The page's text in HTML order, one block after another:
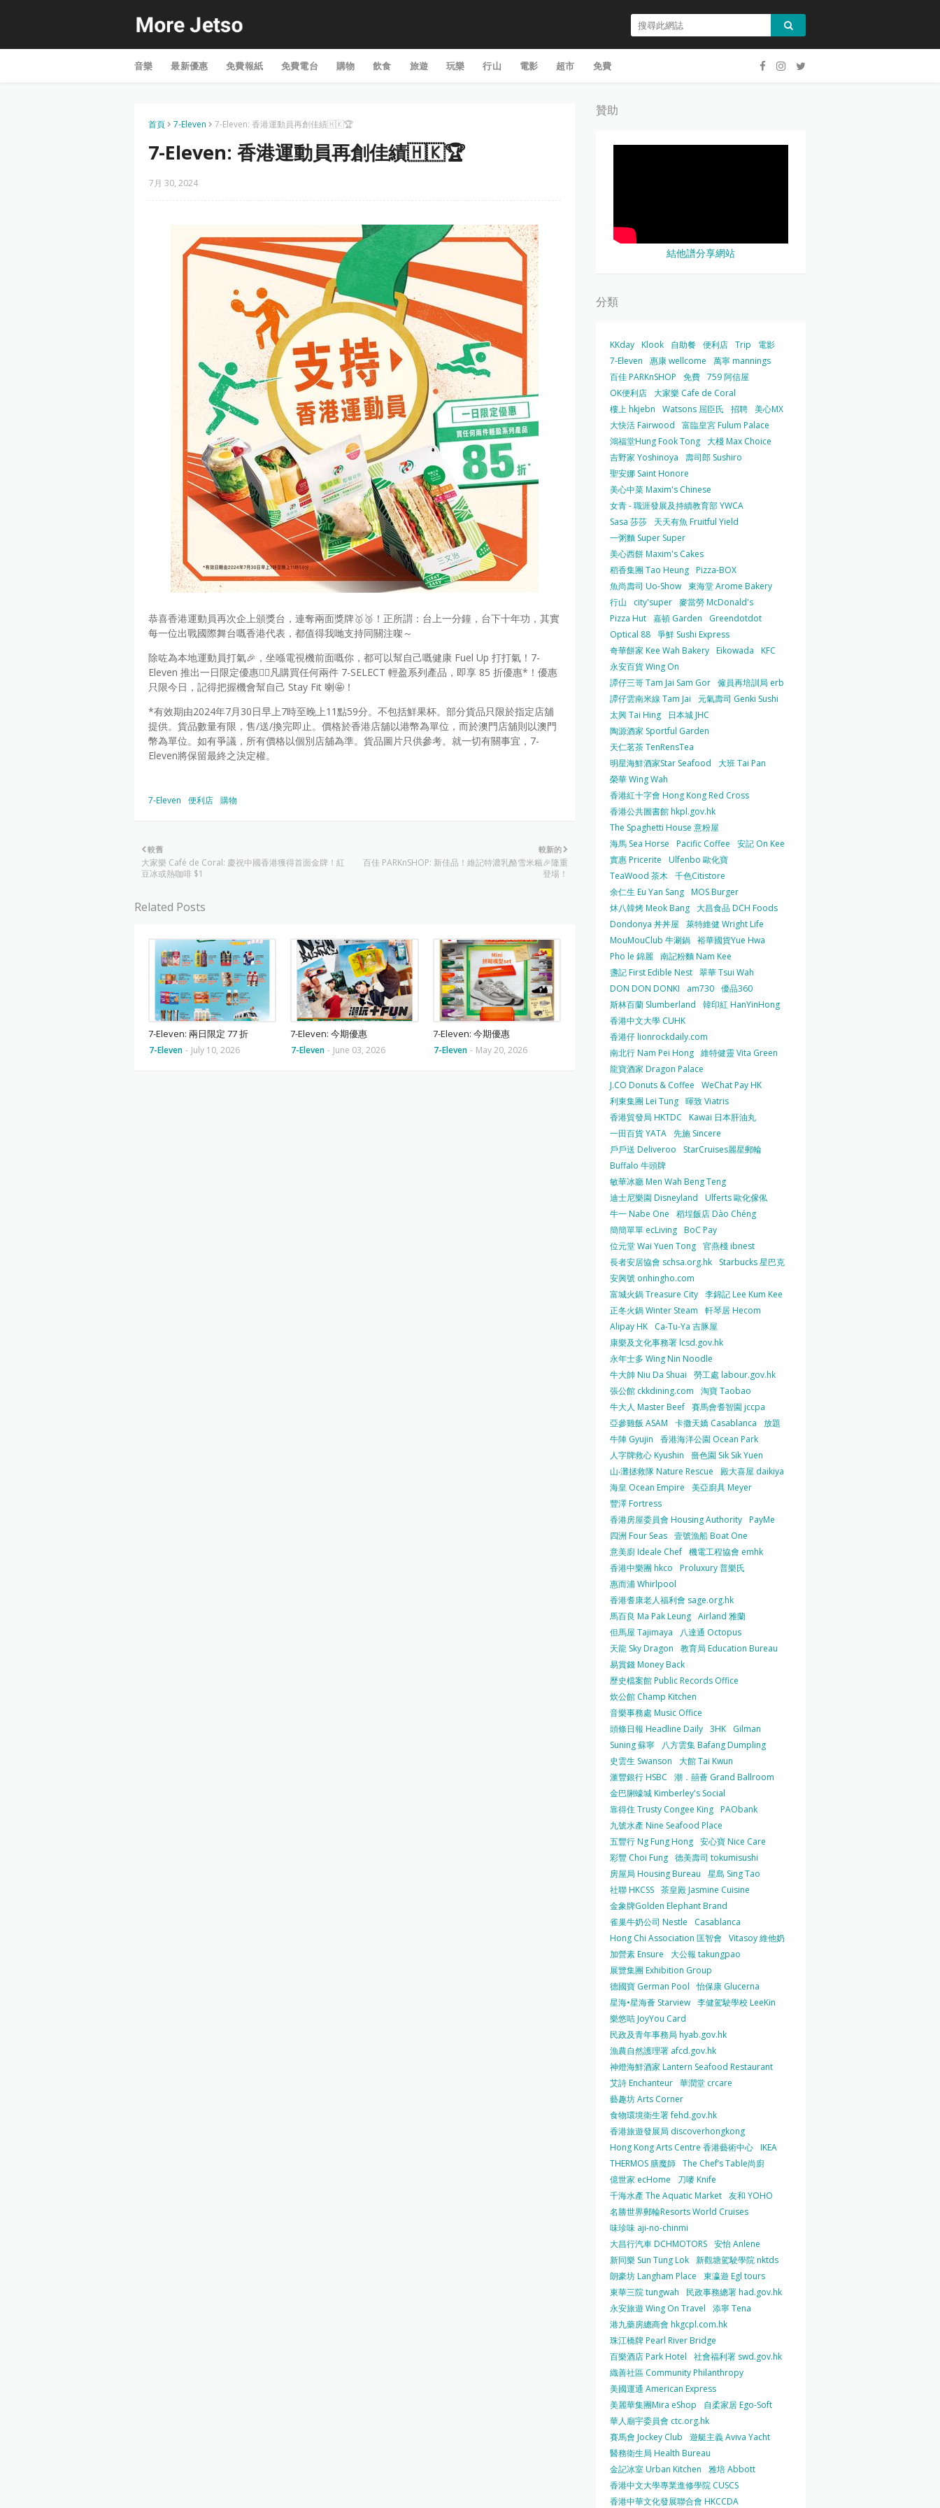
音樂 最新優惠 免費報紙 免費電台 購物 飲食 旅遊 玩樂 行山 電影 超市 免費
首頁 7-Eleven 7-Eleven: 香港運動員再創佳績🇭🇰🏆
7-Eleven: 香港運動員再創佳績🇭🇰🏆
7月 30, 2024
恭喜香港運動員再次企上頒獎台，連奪兩面獎牌🥇🥉！正所謂：台上一分鐘，台下十年功，其實
每一位出戰國際舞台嘅香港代表，都值得我哋支持同關注㗎～
除咗為本地運動員打氣🎉，坐喺電視機前面嘅你，都可以幫自己嘅健康 Fuel Up 打打氣！7-
Eleven 推出一日限定優惠👉🏻凡購買任何兩件 7-SELECT 輕盈系列產品，即享 85 折優惠*！優惠
只限今日，記得把握機會幫自己 Stay Fit 喇🤩！
*有效期由2024年7月30日早上7時至晚上11點59分。不包括鮮果杯。部分貨品只限於指定店舖
提供。貨品數量有限，售/送/換完即止。價格於香港店舖以港幣為單位，而於澳門店舖則以澳門
幣為單位。如有爭議，所有價格以個別店舖為準。貨品圖片只供參考。就一切有關事宜，7-
Eleven將保留最終之決定權。
7-Eleven 便利店 購物
較新的
百佳 PARKnSHOP: 新佳品！維記特濃乳酪雪米糍🎉隆重
登場！
較舊
大家樂 Café de Coral: 慶祝中國香港獲得首面金牌！紅
豆冰或熱咖啡 $1
Related Posts
7-Eleven: 兩日限定 77 折
7-Eleven - July 10, 2026
7-Eleven: 今期優惠
7-Eleven - June 03, 2026
7-Eleven: 今期優惠
7-Eleven - May 20, 2026
贊助
結他譜分享網站
分類
KKday Klook 自助餐 便利店 Trip
電影
7-Eleven
惠康 wellcome
萬寧 mannings
百佳 PARKnSHOP
免費 759 阿信屋
OK便利店 大家樂 Cafe de Coral
樓上 hkjebn
Watsons 屈臣氏 招聘 美心MX
大快活 Fairwood
富臨皇宮 Fulum Palace
鴻福堂Hung Fook Tong 大棧 Max Choice
吉野家 Yoshinoya
壽司郎 Sushiro
聖安娜 Saint Honore
美心中菜 Maxim's Chinese
女青 - 職涯發展及持續教育部 YWCA
Sasa 莎莎
天天有魚 Fruitful Yield
一粥麵 Super Super
美心西餅 Maxim's Cakes
稻香集團 Tao Heung Pizza-BOX
魚尚壽司 Uo-Show 東海堂 Arome Bakery
行山
city'super 麥當勞 McDonald's
Pizza Hut 嘉頓 Garden
Greendotdot
Optical 88 爭鮮 Sushi Express
奇華餅家 Kee Wah Bakery Eikowada
KFC
永安百貨 Wing On
譚仔三哥 Tam Jai Sam Gor 僱員再培訓局 erb
譚仔雲南米線 Tam Jai
元氣壽司 Genki Sushi
太興 Tai Hing
日本城 JHC
陶源酒家 Sportful Garden
天仁茗茶 TenRensTea
明星海鮮酒家Star Seafood
大班 Tai Pan
榮華 Wing Wah
香港紅十字會 Hong Kong Red Cross
香港公共圖書館 hkpl.gov.hk
The Spaghetti House 意粉屋
海馬 Sea Horse
Pacific Coffee
安記 On Kee
實惠 Pricerite
Ulfenbo 歐化寶
TeaWood 茶木 千色Citistore
余仁生 Eu Yan Sang MOS Burger
炑八韓烤 Meok Bang 大昌食品 DCH Foods
Dondonya 丼丼屋
萊特維健 Wright Life
MouMouClub 牛涮鍋 裕華國貨Yue Hwa
Pho le 錦麗 南記粉麵 Nam Kee
盞記 First Edible Nest 翠華 Tsui Wah
DON DON DONKI
am730 優品360
斯林百蘭 Slumberland
韓印紅 HanYinHong
香港中文大學 CUHK
香港仔 lionrockdaily.com
南北行 Nam Pei Hong 維特健靈 Vita Green
龍寶酒家 Dragon Palace
J.CO Donuts & Coffee
WeChat Pay HK
利東集團 Lei Tung 暉致 Viatris
香港貿發局 HKTDC
Kawai 日本肝油丸
一田百貨 YATA 先施 Sincere
戶戶送 Deliveroo
StarCruises麗星郵輪
Buffalo 牛頭牌
敏華冰廳 Men Wah Beng Teng
迪士尼樂園 Disneyland
Ulferts 歐化傢俬
牛一 Nabe One
稻埕飯店 Dào Chéng
簡簡單單 ecLiving BoC Pay
位元堂 Wai Yuen Tong 官燕棧 ibnest
長者安居協會 schsa.org.hk
Starbucks 星巴克
安興號 onhingho.com
富城火鍋 Treasure City 李錦記 Lee Kum Kee
正冬火鍋 Winter Steam
軒琴居 Hecom
Alipay HK
Ca-Tu-Ya 吉豚屋
康樂及文化事務署 lcsd.gov.hk
永年士多 Wing Nin Noodle
牛大帥 Niu Da Shuai
勞工處 labour.gov.hk
張公館 ckkdining.com
淘寶 Taobao
牛大人 Master Beef 賽馬會耆智園 jccpa
亞參雞飯 ASAM
卡撒天嬌 Casablanca
放題
牛陣 Gyujin
香港海洋公園 Ocean Park
人字牌救心 Kyushin
嗇色園 Sik Sik Yuen
山‧灘拯救隊 Nature Rescue
殿大喜屋 daikiya
海皇 Ocean Empire
美亞廚具 Meyer
豐澤 Fortress
香港房屋委員會 Housing Authority PayMe
四洲 Four Seas 壹號漁船 Boat One
意美廚 Ideale Chef 機電工程協會 emhk
香港中樂團 hkco
Proluxury 普樂氏
惠而浦 Whirlpool
香港耆康老人福利會 sage.org.hk
馬百良 Ma Pak Leung Airland 雅蘭
但馬屋 Tajimaya
八達通 Octopus
天龍 Sky Dragon
教育局 Education Bureau
易賞錢 Money Back
歷史檔案館 Public Records Office
炊公館 Champ Kitchen
音樂事務處 Music Office
頭條日報 Headline Daily 3HK
Gilman
Suning 蘇寧
八方雲集 Bafang Dumpling
史雲生 Swanson
大館 Tai Kwun
滙豐銀行 HSBC
潮．囍薈 Grand Ballroom
金巴脷蠔城 Kimberley's Social
靠得住 Trusty Congee King PAObank
九號水產 Nine Seafood Place
五豐行 Ng Fung Hong 安心寶 Nice Care
彩豐 Choi Fung 德美壽司 tokumisushi
房屋局 Housing Bureau
星島 Sing Tao
社聯 HKCSS 茶皇殿 Jasmine Cuisine
金象牌Golden Elephant Brand
雀巢牛奶公司 Nestle
Casablanca
Hong Chi Association 匡智會
Vitasoy 維他奶
加營素 Ensure
大公報 takungpao
展覽集團 Exhibition Group
德國寶 German Pool
怡保康 Glucerna
星海•星海薈 Starview 李健駕駛學校 LeeKin
樂悠咭 JoyYou Card
民政及青年事務局 hyab.gov.hk
漁農自然護理署 afcd.gov.hk
神燈海鮮酒家 Lantern Seafood Restaurant
艾詩 Enchanteur 華潤堂 crcare
藝趣坊 Arts Corner
食物環境衛生署 fehd.gov.hk
香港旅遊發展局 discoverhongkong
Hong Kong Arts Centre 香港藝術中心 IKEA
THERMOS 膳魔師 The Chef’s Table尚廚
億世家 ecHome
刀嘜 Knife
千海水產 The Aquatic Market 友和 YOHO
名勝世界郵輪Resorts World Cruises
味珍味 aji-no-chinmi
大昌行汽車 DCHMOTORS 安怡 Anlene
新同樂 Sun Tung Lok 新觀塘駕駛學院 nktds
朗豪坊 Langham Place
東瀛遊 Egl tours
東華三院 tungwah
民政事務總署 had.gov.hk
永安旅遊 Wing On Travel
添寧 Tena
港九藥房總商會 hkgcpl.com.hk
珠江橋牌 Pearl River Bridge
百樂酒店 Park Hotel
社會福利署 swd.gov.hk
織善社區 Community Philanthropy
美國運通 American Express
美麗華集團Mira eShop
自柔家居 Ego-Soft
華人廟宇委員會 ctc.org.hk
賽馬會 Jockey Club
遊艇主義 Aviva Yacht
醫務衛生局 Health Bureau
金記冰室 Urban Kitchen
雅培 Abbott
香港中文大學專業進修學院 CUSCS
香港中華文化發展聯合會 HKCCDA